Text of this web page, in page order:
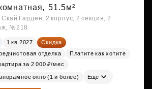
51.5м²
Гарден, 2 корпус, 2 секция, 2
№218
1 кв 2027
Скидка
отделка
Платите как хотите
за 2 000 ₽/мес
окно (1 и более) Ещё